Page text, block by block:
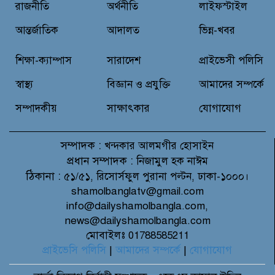
সভা ও পুরস্কার বিতরণ
হাসপাতাল আমিলাইষে ফ্রি চিকিৎসা
ক্যাম্পে ২ হাজার রোগীকে সেবা,
বিনামূল্যে ওষুধ বিতরণ
রাজনীতি
আন্তর্জাতিক
অর্থনীতি
আদালত
লাইফস্টাইল
ভিন্ন-খবর
শিক্ষা-ক্যাম্পাস
স্বাস্থ্য
সম্পাদকীয়
সারাদেশ
বিজ্ঞান ও প্রযুক্তি
সাক্ষাৎকার
প্রাইভেসী পলিসি
আমাদের সম্পর্কে
যোগাযোগ
সম্পাদক : খন্দকার আলমগীর হোসাইন
প্রধান সম্পাদক : নিজামুল হক নাঈম
ঠিকানা : ৫১/৫১, রিসোর্সফুল পুরানা পল্টন, ঢাকা-১০০০।
shamolbanglatv@gmail.com
info@dailyshamolbangla.com,
news@dailyshamolbangla.com
মোবাইলঃ 01788585211
প্রাইভেসি পলিসি | আমাদের সম্পর্কে | যোগাযোগ